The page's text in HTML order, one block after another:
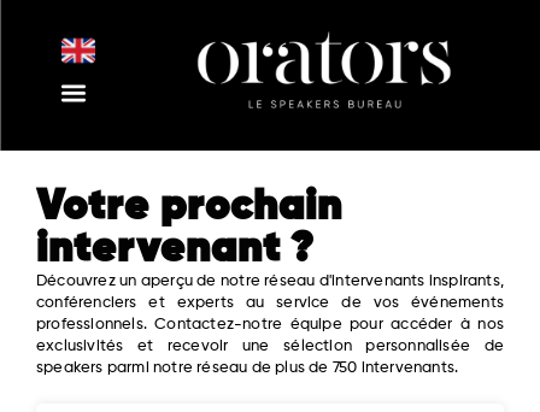
Votre prochain
intervenant ?
Découvrez un aperçu de notre réseau d'intervenants inspirants,
conférenciers et experts au service de vos événements
professionnels. Contactez-notre équipe pour accéder à nos
exclusivités et recevoir une sélection personnalisée de
speakers parmi notre réseau de plus de 750 intervenants.